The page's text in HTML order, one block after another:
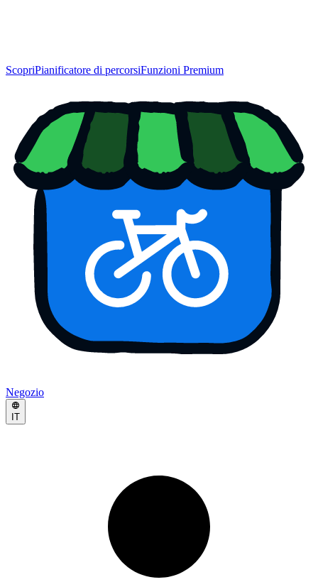
ScopriPianificatore di percorsiFunzioni Premium
Negozio
IT